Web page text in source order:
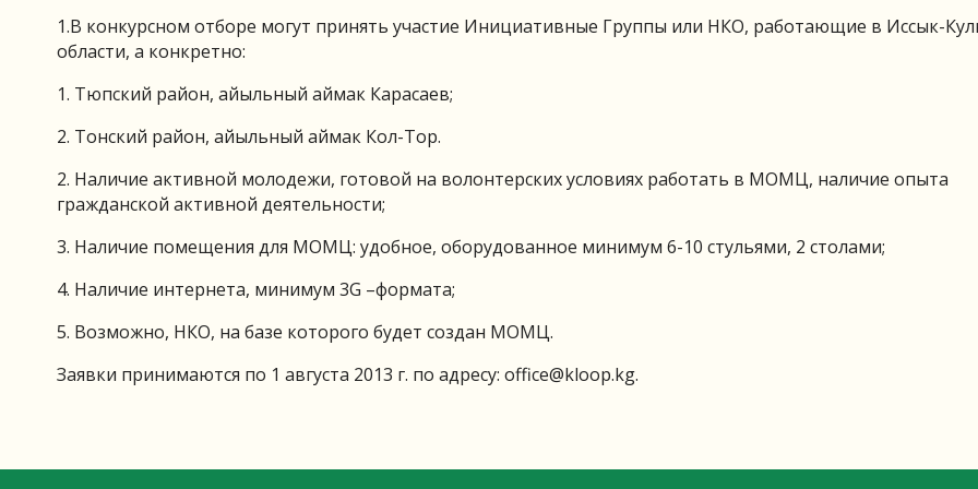
1.В конкурсном отборе могут принять участие Инициативные Группы или НКО, работающие в Иссык-
области, а конкретно:
1. Тюпский район, айыльный аймак Карасаев;
2. Тонский район, айыльный аймак Кол-Тор.
2. Наличие активной молодежи, готовой на волонтерских условиях работать в МОМЦ, наличие опыта
гражданской активной деятельности;
3. Наличие помещения для МОМЦ: удобное, оборудованное минимум 6-10 стульями, 2 столами;
4. Наличие интернета, минимум 3G –формата;
5. Возможно, НКО, на базе которого будет создан МОМЦ.
Заявки принимаются по 1 августа 2013 г. по адресу: office@kloop.kg.